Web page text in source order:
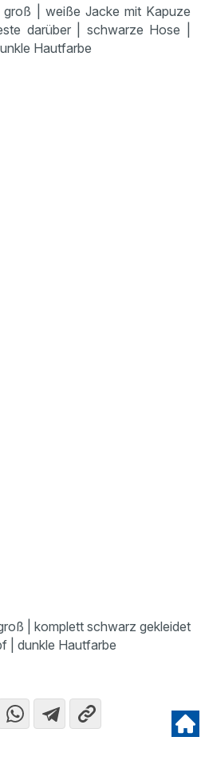
| weiße Jacke mit Kapuze
darüber | schwarze Hose |
Hautfarbe
| komplett schwarz gekleidet
| dunkle Hautfarbe